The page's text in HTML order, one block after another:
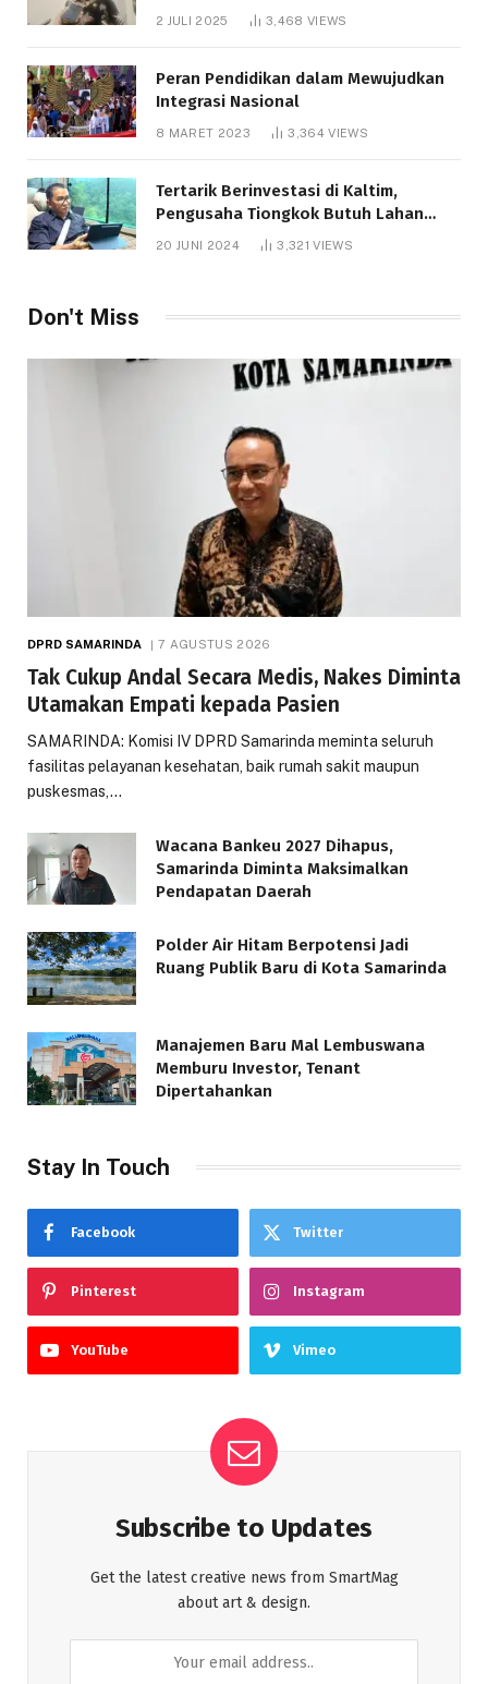
Bantuan Pendidikan Gratispol
2 JULI 2025 3,468 VIEWS
Peran Pendidikan dalam Mewujudkan
Integrasi Nasional
8 MARET 2023 3,364VIEWS
Tertarik Berinvestasi di Kaltim,
Pengusaha Tiongkok Butuh Lahan
1.000 Hektare
20 JUNI 2024 3,321VIEWS
Don't Miss
DPRD SAMARINDA 7 AGUSTUS 2026
Tak Cukup Andal Secara Medis, Nakes Diminta
Utamakan Empati kepada Pasien
SAMARINDA: Komisi IV DPRD Samarinda meminta seluruh
fasilitas pelayanan kesehatan, baik rumah sakit maupun
puskesmas,…
Wacana Bankeu 2027 Dihapus,
Samarinda Diminta Maksimalkan
Pendapatan Daerah
Polder Air Hitam Berpotensi Jadi
Ruang Publik Baru di Kota Samarinda
Manajemen Baru Mal Lembuswana
Memburu Investor, Tenant
Dipertahankan
Stay In Touch
Facebook Twitter
Pinterest Instagram
YouTube Vimeo
Subscribe to Updates
Get the latest creative news from SmartMag
about art & design.